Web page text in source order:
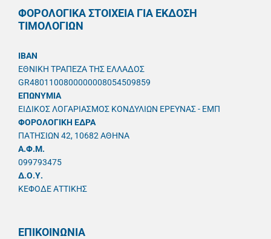
ΦΟΡΟΛΟΓΙΚΑ ΣΤΟΙΧΕΙΑ ΓΙΑ ΕΚΔΟΣΗ
ΤΙΜΟΛΟΓΙΩΝ
IBAN
ΕΘΝΙΚΗ ΤΡΑΠΕΖΑ ΤΗΣ ΕΛΛΑΔΟΣ
GR4801100800000008054509859
ΕΠΩΝΥΜΙΑ
ΕΙΔΙΚΟΣ ΛΟΓΑΡΙΑΣΜΟΣ ΚΟΝΔΥΛΙΩΝ ΕΡΕΥΝΑΣ - ΕΜΠ
ΦΟΡΟΛΟΓΙΚΗ ΕΔΡΑ
ΠΑΤΗΣΙΩΝ 42, 10682 ΑΘΗΝΑ
A.Φ.Μ.
099793475
Δ.Ο.Υ.
ΚΕΦΟΔΕ ΑΤΤΙΚΗΣ
ΕΠΙΚΟΙΝΩΝΙΑ